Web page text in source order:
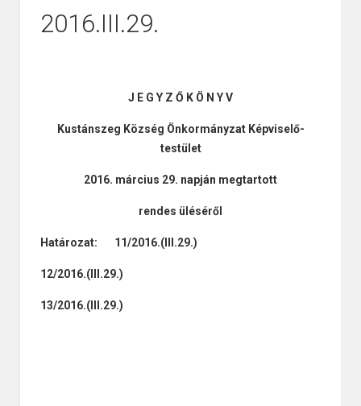
2016.III.29.
J E G Y Z Ő K Ö N Y V
Kustánszeg Község Önkormányzat Képviselő-
testület
2016. március 29. napján megtartott
rendes üléséről
Határozat: 11/2016.(III.29.)
12/2016.(III.29.)
13/2016.(III.29.)